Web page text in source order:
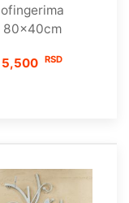
ofingerima
80x40cm
5,500 RSD